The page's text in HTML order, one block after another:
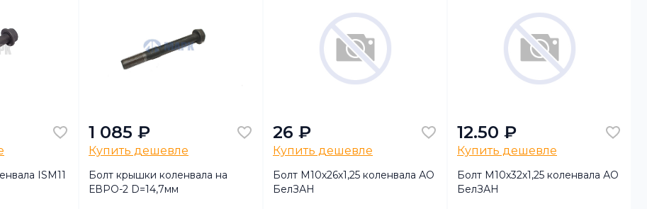
ISM11
1 085 ₽
Купить дешевле
Болт крышки коленвала на
ЕВРО-2 D=14,7мм
26 ₽
Купить дешевле
Болт М10х26х1,25 коленвала АО
БелЗАН
12.50 ₽
Купить дешевле
Болт М10х32х1,25 коленвала АО
БелЗАН